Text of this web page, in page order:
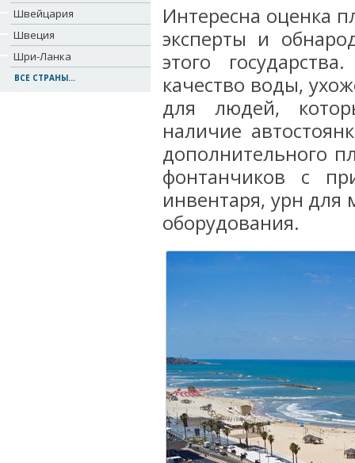
Швейцария
Швеция
Шри-Ланка
ВСЕ СТРАНЫ...
Интересна оценка
эксперты и
этого
качество воды,
для людей,
наличие
дополнительного
фонтанчиков с
инвентаря, урн для
оборудования.